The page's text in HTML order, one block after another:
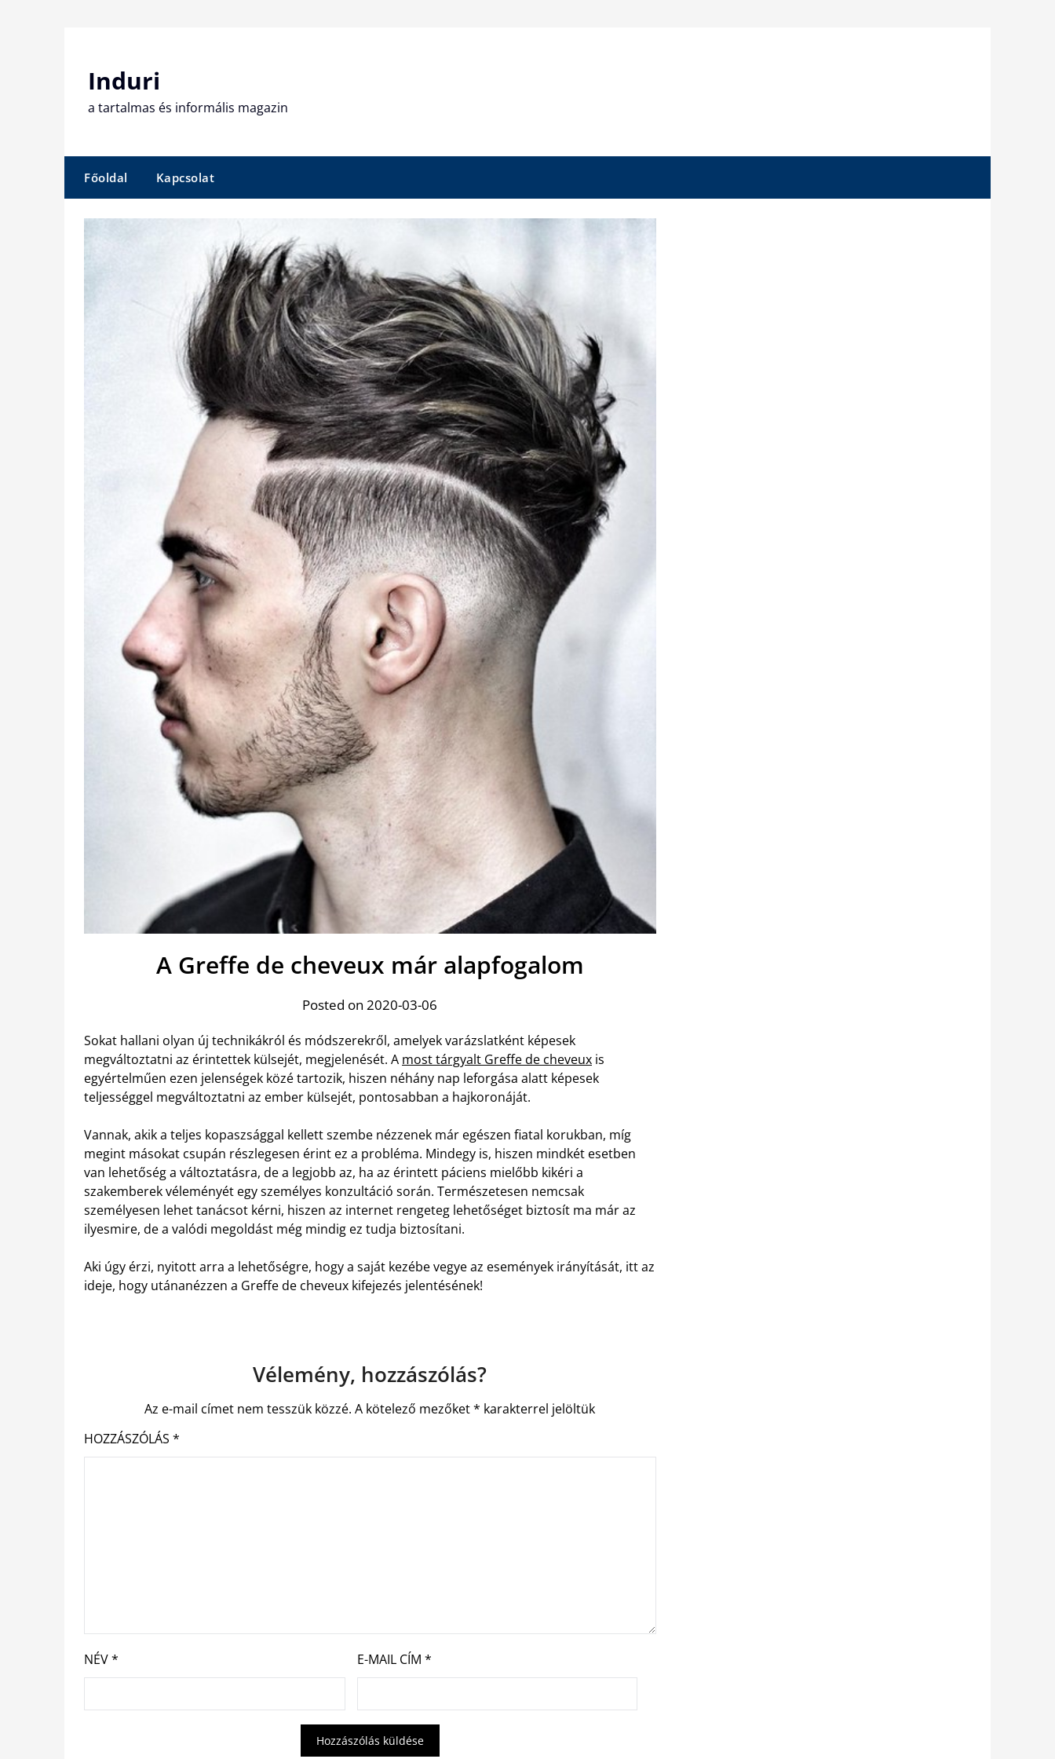
Induri
a tartalmas és informális magazin
Főoldal Kapcsolat
A Greffe de cheveux már alapfogalom
Posted on 2020-03-06
Sokat hallani olyan új technikákról és módszerekről, amelyek varázslatként képesek
megváltoztatni az érintettek külsejét, megjelenését. A most tárgyalt Greffe de cheveux is
egyértelműen ezen jelenségek közé tartozik, hiszen néhány nap leforgása alatt képesek
teljességgel megváltoztatni az ember külsejét, pontosabban a hajkoronáját.
Vannak, akik a teljes kopaszsággal kellett szembe nézzenek már egészen fiatal korukban, míg
megint másokat csupán részlegesen érint ez a probléma. Mindegy is, hiszen mindkét esetben
van lehetőség a változtatásra, de a legjobb az, ha az érintett páciens mielőbb kikéri a
szakemberek véleményét egy személyes konzultáció során. Természetesen nemcsak
személyesen lehet tanácsot kérni, hiszen az internet rengeteg lehetőséget biztosít ma már az
ilyesmire, de a valódi megoldást még mindig ez tudja biztosítani.
Aki úgy érzi, nyitott arra a lehetőségre, hogy a saját kezébe vegye az események irányítását, itt az
ideje, hogy utánanézzen a Greffe de cheveux kifejezés jelentésének!
Vélemény, hozzászólás?
Az e-mail címet nem tesszük közzé. A kötelező mezőket* karakterrel jelöltük
HOZZÁSZÓLÁS *
NÉV* E-MAIL CÍM *